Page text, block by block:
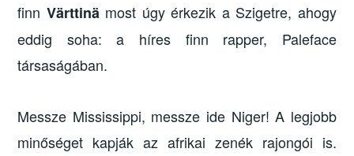
finn Värttinä most úgy érkezik a Szigetre, ahogy
eddig soha: a híres finn rapper, Paleface
társaságában.
Messze Mississippi, messze ide Niger! A legjobb
minőséget kapják az afrikai zenék rajongói is.